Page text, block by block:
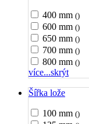
400 mm ()
600 mm ()
650 mm ()
700 mm ()
800 mm ()
více...skrýt
Šířka lože
100 mm ()